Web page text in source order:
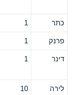
כתר 1
פרנק 1
דינר 1
לירה 10